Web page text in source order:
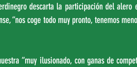
descarta la participación del alero
“nos coge todo muy pronto, tenemos
“muy ilusionado, con ganas de